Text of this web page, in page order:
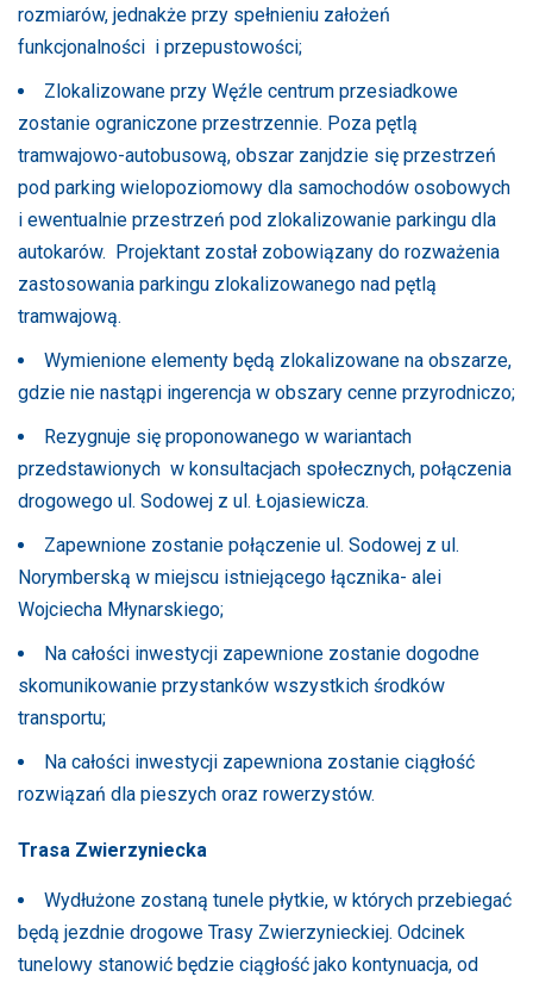
rozmiarów, jednakże przy spełnieniu założeń
funkcjonalności i przepustowości;
Zlokalizowane przy Węźle centrum przesiadkowe
zostanie ograniczone przestrzennie. Poza pętlą
tramwajowo-autobusową, obszar zanjdzie się przestrzeń
pod parking wielopoziomowy dla samochodów osobowych
i ewentualnie przestrzeń pod zlokalizowanie parkingu dla
autokarów. Projektant został zobowiązany do rozważenia
zastosowania parkingu zlokalizowanego nad pętlą
tramwajową.
Wymienione elementy będą zlokalizowane na obszarze,
gdzie nie nastąpi ingerencja w obszary cenne przyrodniczo;
Rezygnuje się proponowanego w wariantach
przedstawionych w konsultacjach społecznych, połączenia
drogowego ul. Sodowej z ul. Łojasiewicza.
Zapewnione zostanie połączenie ul. Sodowej z ul.
Norymberską w miejscu istniejącego łącznika- alei
Wojciecha Młynarskiego;
Na całości inwestycji zapewnione zostanie dogodne
skomunikowanie przystanków wszystkich środków
transportu;
Na całości inwestycji zapewniona zostanie ciągłość
rozwiązań dla pieszych oraz rowerzystów.
Trasa Zwierzyniecka
Wydłużone zostaną tunele płytkie, w których przebiegać
będą jezdnie drogowe Trasy Zwierzynieckiej. Odcinek
tunelowy stanowić będzie ciągłość jako kontynuacja, od